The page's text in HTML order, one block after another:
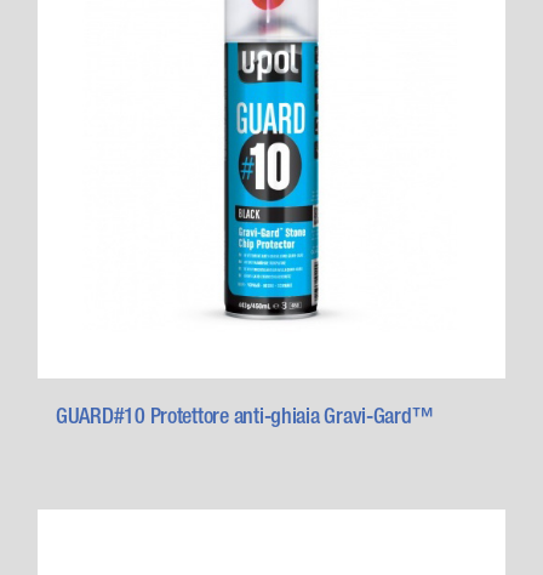
GUARD#10 Protettore anti-ghiaia Gravi-Gard™